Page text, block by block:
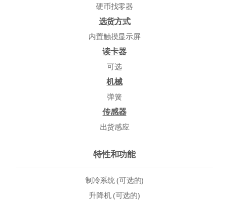
硬币找零器
选货方式
内置触摸显示屏
读卡器
可选
机械
弹簧
传感器
出货感应
特性和功能
制冷系统 (可选的)
升降机 (可选的)